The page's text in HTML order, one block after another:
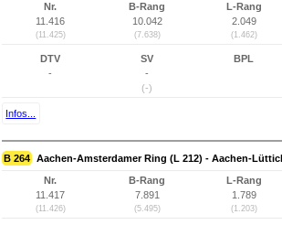
Nr.
11.416
(11.425)
B-Rang
10.042
(7.638)
L-Rang
2.049
(1.462)
DTV
-
SV
-
(-)
BPL
Infos...
B 264 Aachen-Amsterdamer Ring (L 212) - Aachen-
Nr.
11.417
(11.426)
B-Rang
7.891
(5.495)
L-Rang
1.789
(1.203)